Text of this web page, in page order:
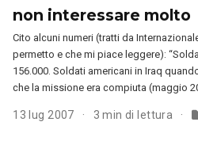
non interessare molto
Cito alcuni numeri (tratti da
permetto e che mi piace leggere):
156.000. Soldati americani in Iraq
che la missione era compiuta (maggio
13 lug 2007 3 min di lettura